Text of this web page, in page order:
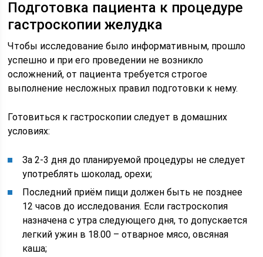
Подготовка пациента к процедуре
гастроскопии желудка
Чтобы исследование было информативным, прошло
успешно и при его проведении не возникло
осложнений, от пациента требуется строгое
выполнение несложных правил подготовки к нему.
Готовиться к гастроскопии следует в домашних
условиях:
За 2-3 дня до планируемой процедуры не следует
употреблять шоколад, орехи;
Последний приём пищи должен быть не позднее
12 часов до исследования. Если гастроскопия
назначена с утра следующего дня, то допускается
легкий ужин в 18.00 – отварное мясо, овсяная
каша;